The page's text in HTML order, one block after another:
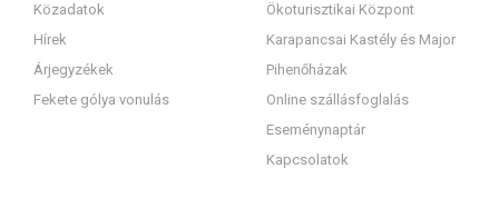
Közadatok
Hírek
Árjegyzékek
Fekete gólya vonulás
Ökoturisztikai Központ
Karapancsai Kastély és Major
Pihenőházak
Online szállásfoglalás
Eseménynaptár
Kapcsolatok